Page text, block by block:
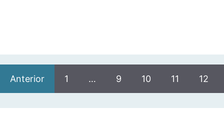
Anterior 1 … 9 10 11 12